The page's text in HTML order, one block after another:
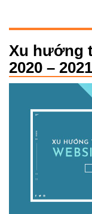
Xu hướng
2020 –